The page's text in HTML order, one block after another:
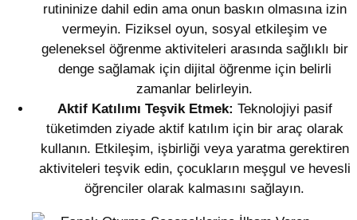
rutininize dahil edin ama onun baskın olmasına izin
vermeyin. Fiziksel oyun, sosyal etkileşim ve
geleneksel öğrenme aktiviteleri arasında sağlıklı bir
denge sağlamak için dijital öğrenme için belirli
zamanlar belirleyin.
Aktif Katılımı Teşvik Etmek: Teknolojiyi pasif
tüketimden ziyade aktif katılım için bir araç olarak
kullanın. Etkileşim, işbirliği veya yaratma gerektiren
aktiviteleri teşvik edin, çocukların meşgul ve hevesli
öğrenciler olarak kalmasını sağlayın.